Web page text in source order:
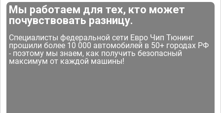
Мы работаем для тех, кто может
почувствовать разницу.
Специалисты федеральной сети Евро Чип Тюнинг
прошили более 10 000 автомобилей в 50+ городах РФ
- поэтому мы знаем, как получить безопасный
максимум от каждой машины!